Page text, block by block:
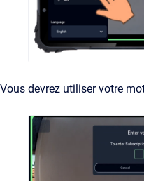
Vous devrez utiliser votre